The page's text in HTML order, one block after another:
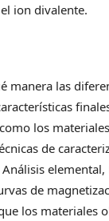
ion divalente.
manera las
los
de
Análisis
de
los materiales